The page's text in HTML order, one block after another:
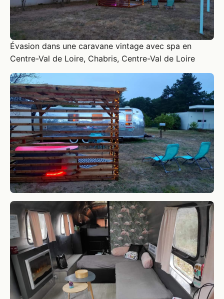
Évasion dans une caravane vintage avec spa en
Centre-Val de Loire, Chabris, Centre-Val de Loire